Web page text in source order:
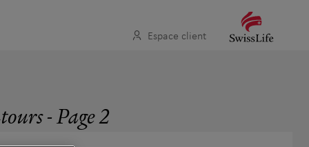
Espace client
- Page 2